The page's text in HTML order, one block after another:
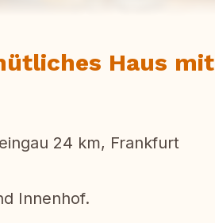
Haus mit
24 km, Frankfurt
Innenhof.